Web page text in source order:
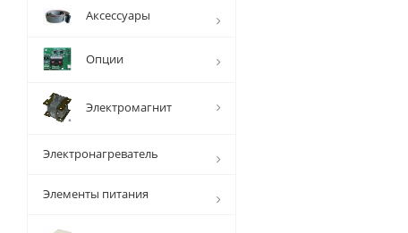
Аксессуары
Опции
Электромагнит
Электронагреватель
Элементы питания